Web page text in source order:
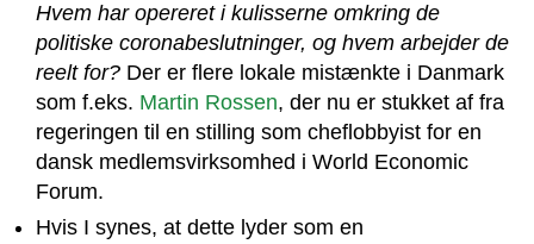
Hvem har opereret i kulisserne omkring de
politiske coronabeslutninger, og hvem arbejder de
reelt for? Der er flere lokale mistænkte i Danmark
som f.eks. Martin Rossen, der nu er stukket af fra
regeringen til en stilling som cheflobbyist for en
dansk medlemsvirksomhed i World Economic
Forum.
Hvis I synes, at dette lyder som en